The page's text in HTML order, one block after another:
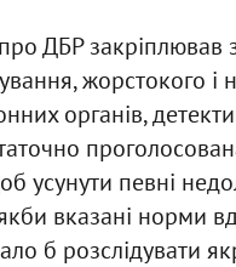
ДБР
жорстокого
органів,
усунути певні
вказані норми
б розслідувати